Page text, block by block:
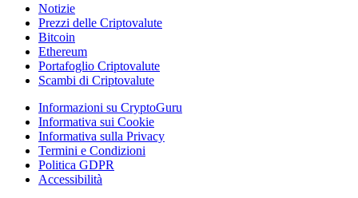
Notizie
Prezzi delle Criptovalute
Bitcoin
Ethereum
Portafoglio Criptovalute
Scambi di Criptovalute
Informazioni su CryptoGuru
Informativa sui Cookie
Informativa sulla Privacy
Termini e Condizioni
Politica GDPR
Accessibilità